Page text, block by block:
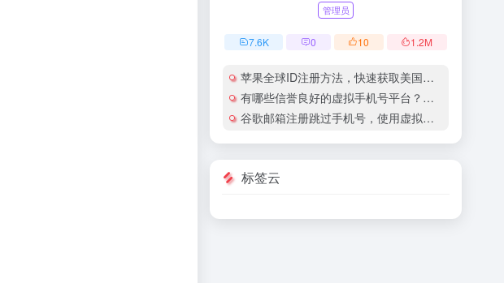
管理员
7.6K 0 10 1.2M
苹果全球ID注册方法，快速获取美国地区苹果账号
有哪些信誉良好的虚拟手机号平台？有哪些平台提供国际虚拟手机号服务？
谷歌邮箱注册跳过手机号，使用虚拟手机号注册谷歌邮箱安全吗？
标签云